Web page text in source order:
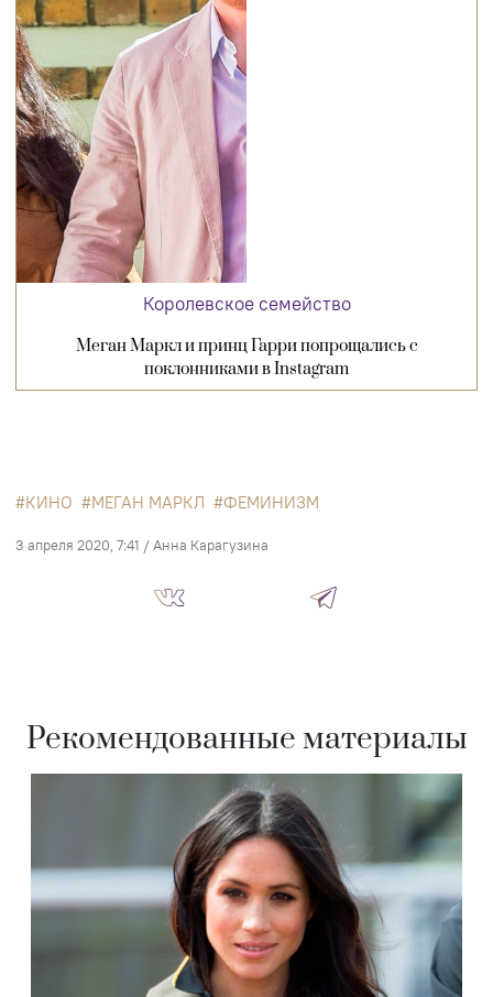
Королевское семейство
Меган Маркл и принц Гарри попрощались с
поклонниками в Instagram
КИНО МЕГАН МАРКЛ ФЕМИНИЗМ
3 апреля 2020, 7:41 / Анна Карагузина
Рекомендованные материалы